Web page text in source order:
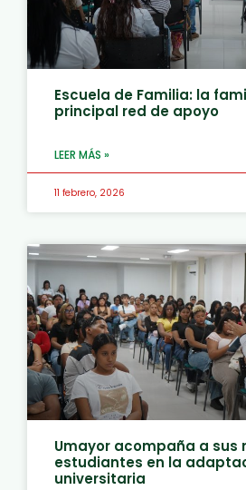
Escuela de Familia: la
principal red de apoyo
LEER MÁS »
11 febrero, 2026
Umayor acompaña a sus
estudiantes en la
universitaria